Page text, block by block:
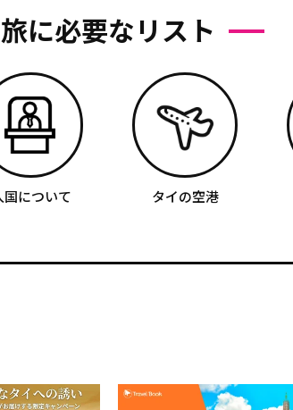
旅に必要なリスト
国について タイの空港